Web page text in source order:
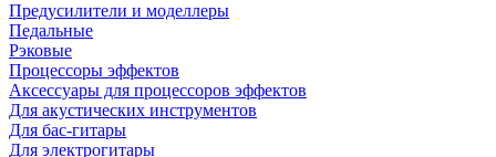
Предусилители и моделлеры
Педальные
Рэковые
Процессоры эффектов
Аксессуары для процессоров эффектов
Для акустических инструментов
Для бас-гитары
Для электрогитары